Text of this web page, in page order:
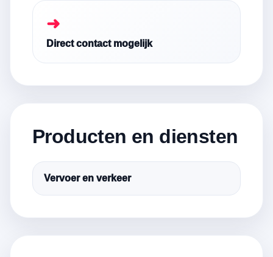
➜
Direct contact mogelijk
Producten en diensten
Vervoer en verkeer